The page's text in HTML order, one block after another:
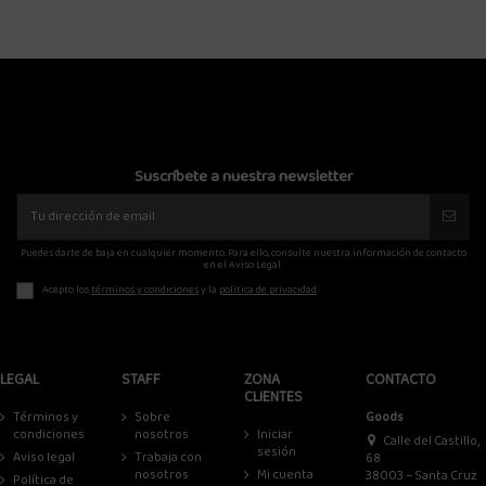
Suscríbete a nuestra newsletter
Puedes darte de baja en cualquier momento. Para ello, consulte nuestra información de contacto
en el Aviso Legal.
Acepto lostérminos y condicionesy la política de privacidad
LEGAL
Términos y
condiciones
Aviso legal
Política de
STAFF
Sobre
nosotros
Trabaja con
nosotros
ZONA
CLIENTES
Iniciar
sesión
Mi cuenta
CONTACTO
Goods
Calle del Castillo,
68
38003 – Santa Cruz